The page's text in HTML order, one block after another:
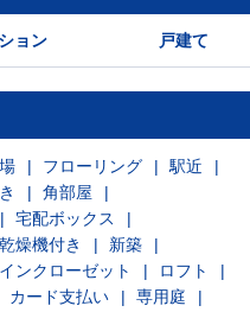
ョン 戸建て
フローリング
駅近
角部屋
宅配ボックス
燥機付き
新築
ンクローゼット
ロフト
カード支払い
専用庭